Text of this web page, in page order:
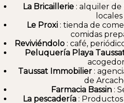
La Bricaillerie: alquiler de
locales
Le Proxi: tienda de
comidas
Reviviéndolo: café,
Peluquería Playa
Taussat Immobilier :
de
Farmacia Bassin:
La pescadería : Productos